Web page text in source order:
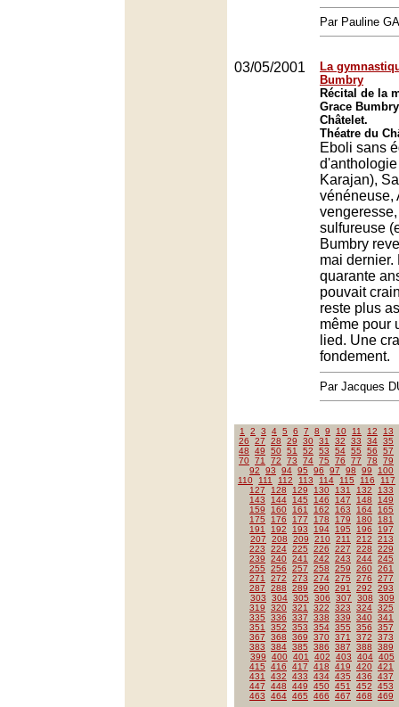
Par Pauline
03/05/2001
La
Bumbry
Récital de la
Grace
Châtelet.
Théatre du
Eboli sans
Karajan),
vénéneuse,
sulfureuse
Bumbry
mai dernier.
quarante
pouvait
reste plus
même pour
lied. Une
fondement.
Par Jacques
1 2 3 4 5 6 7 8 9 10 11 12
13
26
27 28 29 30 31 32 33 34 35
48
49 50 51 52 53 54 55 56
57
70 71 72 73 74 75 76 77 78
79
92
93 94 95 96 97 98 99
100
110
111 112 113 114 115 116
117
127
128 129 130 131 132
133
143
144 145 146 147 148
149
159
160 161 162 163 164
165
175
176 177 178 179 180
181
191
192 193 194 195 196
197
207
208 209 210 211 212
213
223
224 225 226 227 228
229
239
240 241 242 243 244 245
255
256 257 258 259 260 261
271
272 273 274 275 276
277
287
288 289 290 291 292
293
303
304 305 306 307 308
309
319
320 321 322 323 324 325
335
336 337 338 339 340 341
351
352 353 354 355 356
357
367
368 369 370 371 372
373
383
384 385 386 387 388
389
399
400 401 402 403 404 405
415
416 417 418 419 420 421
431
432 433 434 435 436
437
447
448 449 450 451 452
453
463
464 465 466 467 468 469